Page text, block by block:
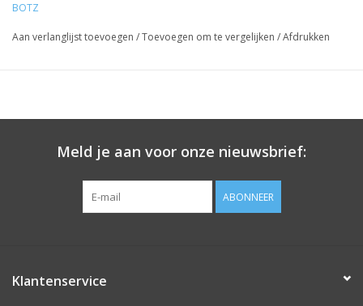
BOTZ
Aan verlanglijst toevoegen /Toevoegen om te vergelijken /Afdrukken
Meld je aan voor onze nieuwsbrief:
ABONNEER
Klantenservice